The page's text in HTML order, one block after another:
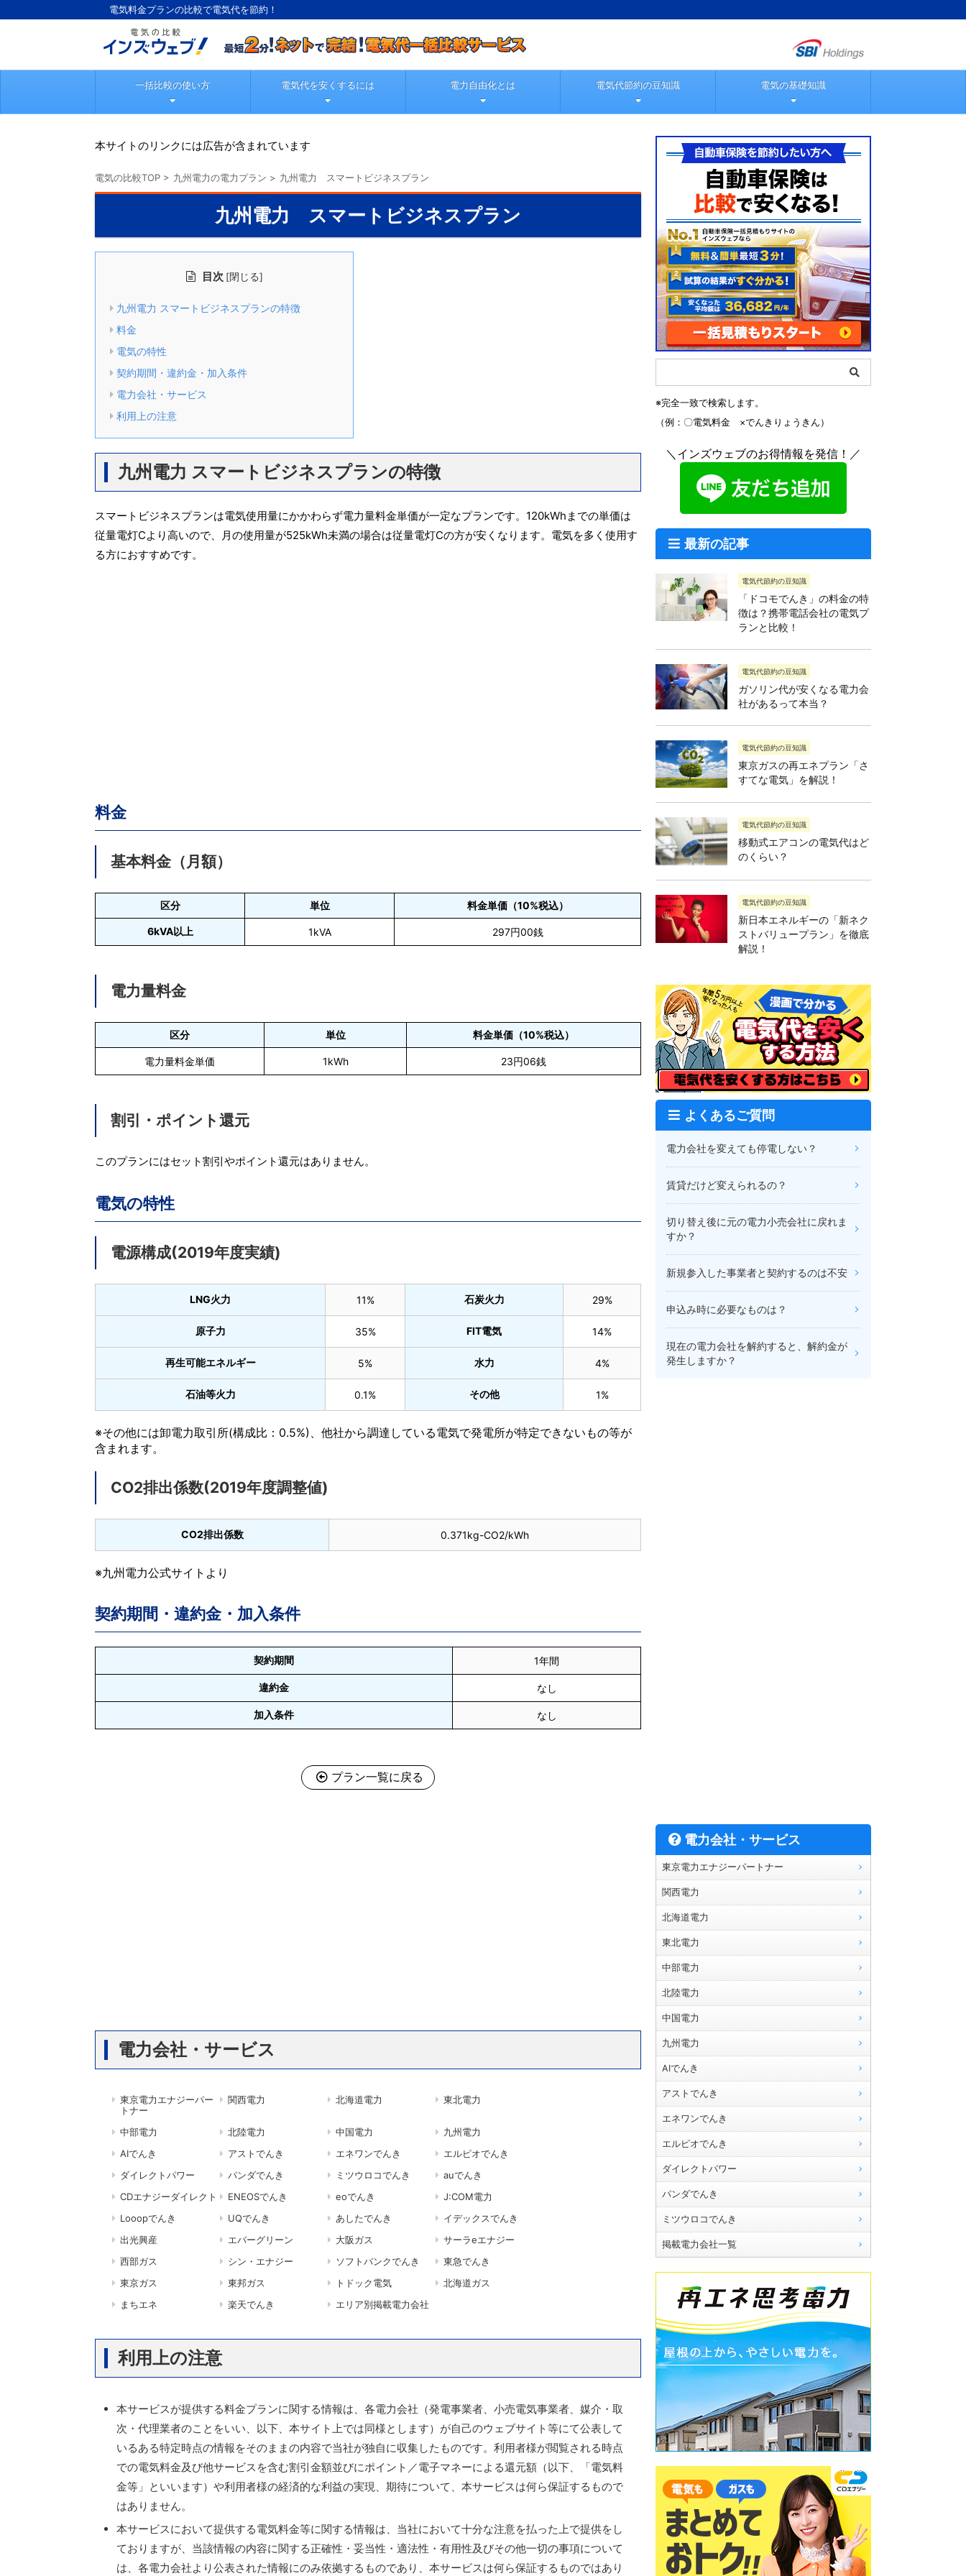
電気料金プランの比較で電気代を節約！
一括比較の使い方 電気代を安くするには 電力自由化とは 電気代節約の豆知識 電気の基礎知識
本サイトのリンクには広告が含まれています
電気の比較TOP > 九州電力の電力プラン > 九州電力 スマートビジネスプラン
九州電力 スマートビジネスプラン
目次 [閉じる]
九州電力 スマートビジネスプランの特徴
料金
電気の特性
契約期間・違約金・加入条件
電力会社・サービス
利用上の注意
九州電力 スマートビジネスプランの特徴
スマートビジネスプランは電気使用量にかかわらず電力量料金単価が一定なプランです。120kWhまでの単価は
従量電灯Cより高いので、月の使用量が525kWh未満の場合は従量電灯Cの方が安くなります。電気を多く使用す
る方におすすめです。
料金
基本料金（月額）
区分 単位 料金単価（10%税込）
6kVA以上 1kVA 297円00銭
電力量料金
区分 単位 料金単価（10%税込）
電力量料金単価 1kWh 23円06銭
割引・ポイント還元
このプランにはセット割引やポイント還元はありません。
電気の特性
電源構成(2019年度実績)
LNG火力 11% 石炭火力 29%
原子力 35% FIT電気 14%
再生可能エネルギー 5% 水力 4%
石油等火力 0.1% その他 1%
※その他には卸電力取引所(構成比：0.5%)、他社から調達している電気で発電所が特定できないもの等が
含まれます。
CO2排出係数(2019年度調整値)
CO2排出係数 0.371kg-CO2/kWh
※九州電力公式サイトより
契約期間・違約金・加入条件
契約期間 1年間
違約金 なし
加入条件 なし
プラン一覧に戻る
電力会社・サービス
東京電力エナジーパー
トナー
関西電力 北海道電力 東北電力
中部電力 北陸電力 中国電力
九州電力
AIでんき
アストでんき エネワンでんき
エルピオでんき
ダイレクトパワー
パンダでんき ミツウロコでんき
auでんき
CDエナジーダイレクト
ENEOSでんき eoでんき
J:COM電力
Looopでんき
UQでんき あしたでんき
イデックスでんき
出光興産
エバーグリーン 大阪ガス
サーラeエナジー
西部ガス
シン・エナジー ソフトバンクでんき
東急でんき
東京ガス
東邦ガス トドック電気
北海道ガス
まちエネ
楽天でんき エリア別掲載電力会社
利用上の注意
本サービスが提供する料金プランに関する情報は、各電力会社（発電事業者、小売電気事業者、媒介・取
次・代理業者のことをいい、以下、本サイト上では同様とします）が自己のウェブサイト等にて公表して
いるある特定時点の情報をそのままの内容で当社が独自に収集したものです。利用者様が閲覧される時点
での電気料金及び他サービスを含む割引金額並びにポイント／電子マネーによる還元額（以下、「電気料
金等」といいます）や利用者様の経済的な利益の実現、期待について、本サービスは何ら保証するもので
はありません。
本サービスにおいて提供する電気料金等に関する情報は、当社において十分な注意を払った上で提供をし
ておりますが、当該情報の内容に関する正確性・妥当性・適法性・有用性及びその他一切の事項について
は、各電力会社より公表された情報にのみ依拠するものであり、本サービスは何ら保証するものではあり
※完全一致で検索します。
（例：〇電気料金 ×でんきりょうきん）
＼インズウェブのお得情報を発信！／
最新の記事
電気代節約の豆知識
「ドコモでんき」の料金の特
徴は？携帯電話会社の電気プ
ランと比較！
電気代節約の豆知識
ガソリン代が安くなる電力会
社があるって本当？
電気代節約の豆知識
東京ガスの再エネプラン「さ
すてな電気」を解説！
電気代節約の豆知識
移動式エアコンの電気代はど
のくらい？
電気代節約の豆知識
新日本エネルギーの「新ネク
ストバリュープラン」を徹底
解説！
よくあるご質問
電力会社を変えても停電しない？
賃貸だけど変えられるの？
切り替え後に元の電力小売会社に戻れま
すか？
新規参入した事業者と契約するのは不安
申込み時に必要なものは？
現在の電力会社を解約すると、解約金が
発生しますか？
電力会社・サービス
東京電力エナジーパートナー
関西電力
北海道電力
東北電力
中部電力
北陸電力
中国電力
九州電力
AIでんき
アストでんき
エネワンでんき
エルピオでんき
ダイレクトパワー
パンダでんき
ミツウロコでんき
掲載電力会社一覧